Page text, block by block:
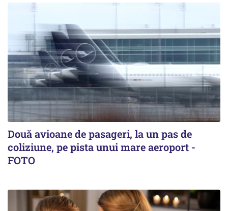
Două avioane de pasageri, la un pas de
coliziune, pe pista unui mare aeroport -
FOTO